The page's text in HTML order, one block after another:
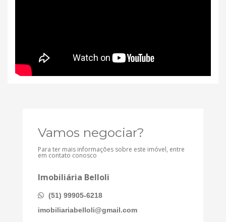
Vamos negociar?
Para ter mais informações sobre este imóvel, entre
em contato conosco
Imobiliária Belloli
(51) 99905-6218
imobiliariabelloli@gmail.com